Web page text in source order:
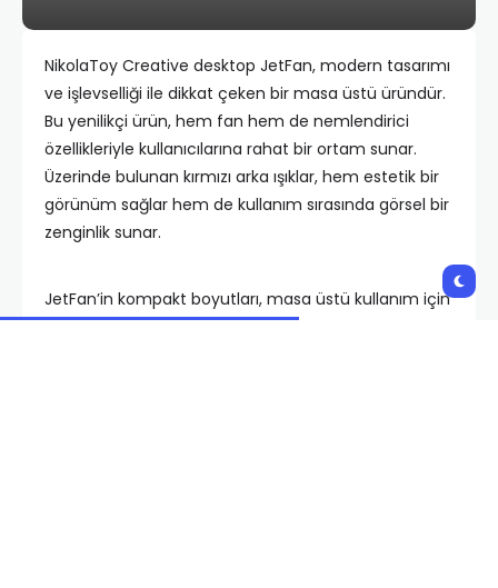
NikolaToy Creative desktop JetFan, modern tasarımı
ve işlevselliği ile dikkat çeken bir masa üstü üründür.
Bu yenilikçi ürün, hem fan hem de nemlendirici
özellikleriyle kullanıcılarına rahat bir ortam sunar.
Üzerinde bulunan kırmızı arka ışıklar, hem estetik bir
görünüm sağlar hem de kullanım sırasında görsel bir
zenginlik sunar.
JetFan’in kompakt boyutları, masa üstü kullanım için
idealdir. İster evde, ister ofiste kullanın, ortamınızı